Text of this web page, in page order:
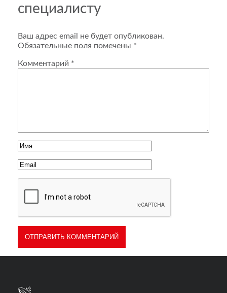
специалисту
Ваш адрес email не будет опубликован.
Обязательные поля помечены *
Комментарий *